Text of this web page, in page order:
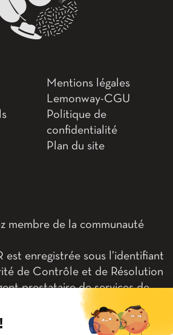
Mentions légales
Lemonway-CGU
Politique de
confidentialité
Plan du site
membre de la communauté
est enregistrée sous l’identifiant
de Contrôle et de Résolution
prestataire de services de
(établissement de paiement
est situé au 8 rue du Sentier,